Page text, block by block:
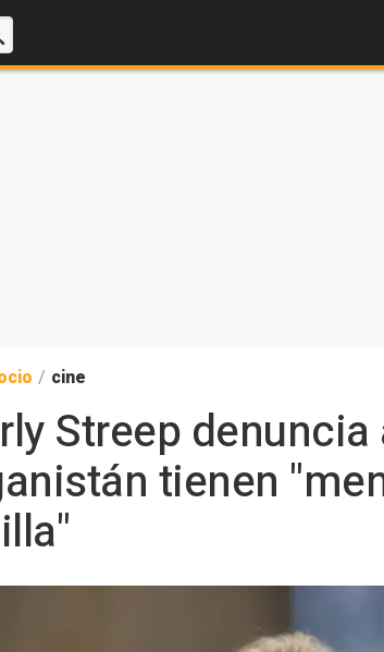
/ cine
Streep
tienen